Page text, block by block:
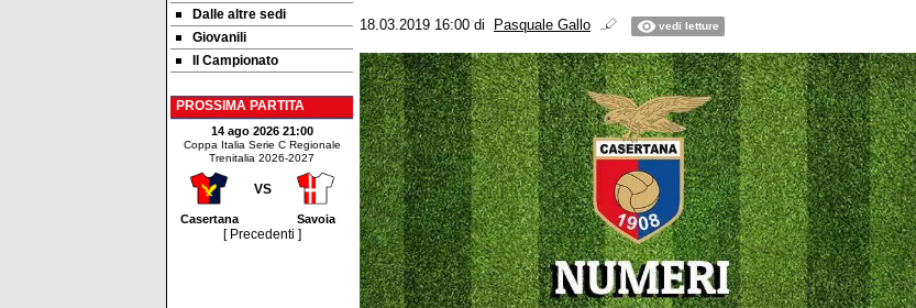
Dalle altre sedi
Giovanili
Il Campionato
PROSSIMA PARTITA
14 ago 2026 21:00
Coppa Italia Serie C Regionale
Trenitalia 2026-2027
VS
Casertana Savoia
[ Precedenti ]
18.03.2019 16:00 di Pasquale Gallo vedi letture